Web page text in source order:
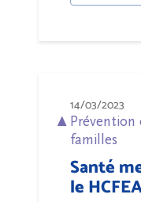
14/03/2023
familles
Santé
le